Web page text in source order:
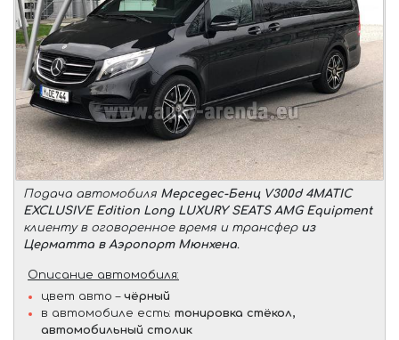
Подача автомобиля Мерседес-Бенц V300d 4MATIC
EXCLUSIVE Edition Long LUXURY SEATS AMG Equipment
клиенту в оговоренное время и трансфер из
Церматта в Аэропорт Мюнхена.
Описание автомобиля:
цвет авто – чёрный
в автомобиле есть: тонировка стёкол,
автомобильный столик